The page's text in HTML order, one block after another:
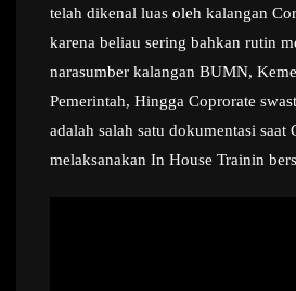
telah dikenal luas oleh kalangan
karena beliau sering bahkan rutin
narasumber kalangan BUMN,
Pemerintah, Hingga Coprorate
adalah salah satu dokumentasi saat
melaksanakan In House Trainin